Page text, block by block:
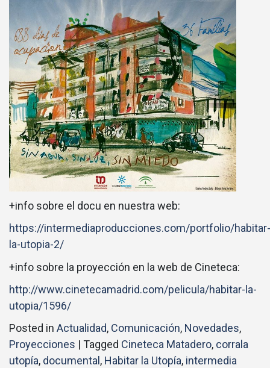
+info sobre el docu en nuestra web:
https://intermediaproducciones.com/portfolio/habitar-
la-utopia-2/
+info sobre la proyección en la web de Cineteca:
http://www.cinetecamadrid.com/pelicula/habitar-la-
utopia/1596/
Posted in Actualidad, Comunicación, Novedades,
Proyecciones | Tagged Cineteca Matadero, corrala
utopía, documental , Habitar la Utopía, intermedia